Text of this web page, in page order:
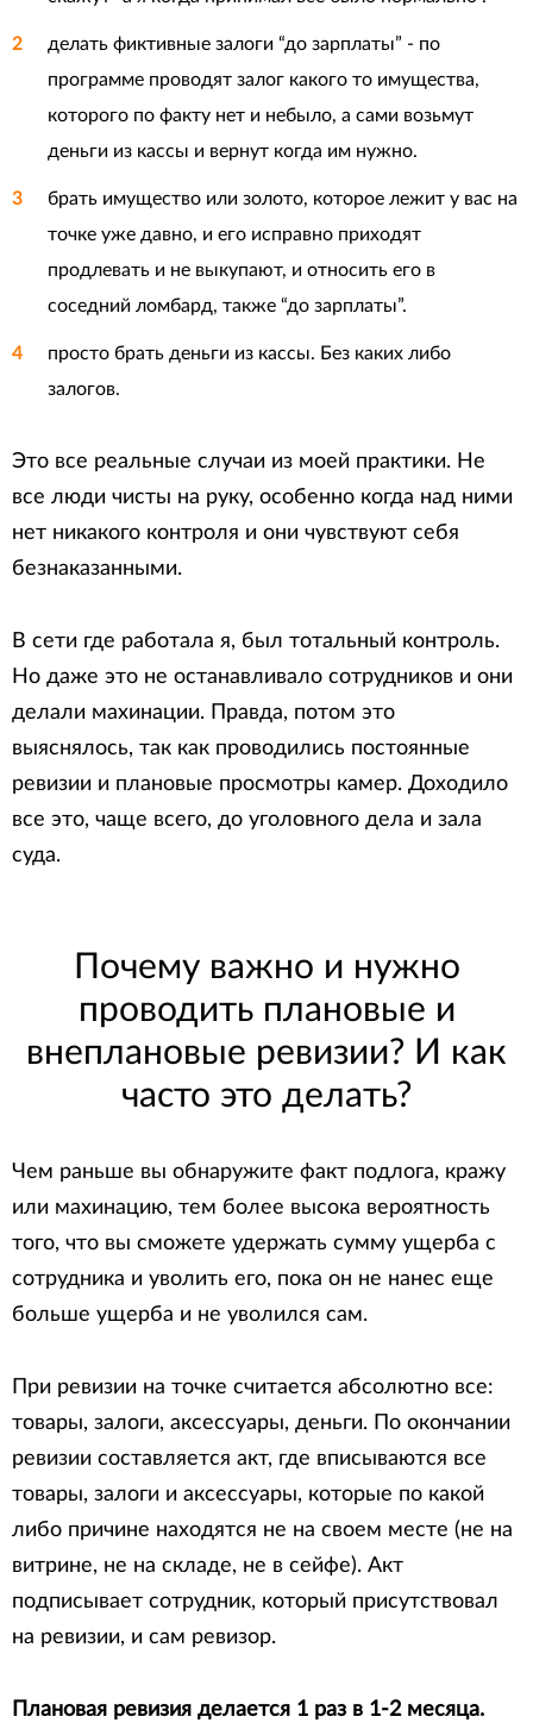
делать фиктивные залоги “до зарплаты” - по
программе проводят залог какого то имущества,
которого по факту нет и небыло, а сами возьмут
деньги из кассы и вернут когда им нужно.
брать имущество или золото, которое лежит у вас на
точке уже давно, и его исправно приходят
продлевать и не выкупают, и относить его в
соседний ломбард, также “до зарплаты”.
просто брать деньги из кассы. Без каких либо
залогов.
Это все реальные случаи из моей практики. Не
все люди чисты на руку, особенно когда над ними
нет никакого контроля и они чувствуют себя
безнаказанными.
В сети где работала я, был тотальный контроль.
Но даже это не останавливало сотрудников и они
делали махинации. Правда, потом это
выяснялось, так как проводились постоянные
ревизии и плановые просмотры камер. Доходило
все это, чаще всего, до уголовного дела и зала
суда.
Почему важно и нужно
проводить плановые и
внеплановые ревизии? И как
часто это делать?
Чем раньше вы обнаружите факт подлога, кражу
или махинацию, тем более высока вероятность
того, что вы сможете удержать сумму ущерба с
сотрудника и уволить его, пока он не нанес еще
больше ущерба и не уволился сам.
При ревизии на точке считается абсолютно все:
товары, залоги, аксессуары, деньги. По окончании
ревизии составляется акт, где вписываются все
товары, залоги и аксессуары, которые по какой
либо причине находятся не на своем месте (не на
витрине, не на складе, не в сейфе). Акт
подписывает сотрудник, который присутствовал
на ревизии, и сам ревизор.
Плановая ревизия делается 1 раз в 1-2 месяца.